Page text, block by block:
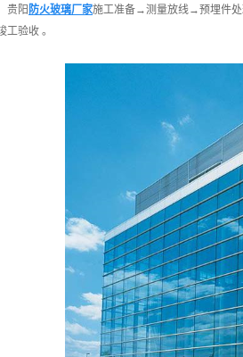
贵阳 防火玻璃厂家施工准备→测量放线→预埋件
验收 。